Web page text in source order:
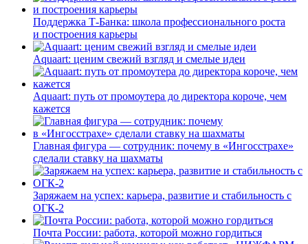
Поддержка Т-Банка: школа профессионального роста
и построения карьеры
Aquaart: ценим свежий взгляд и смелые идеи
Aquaart: путь от промоутера до директора короче, чем
кажется
Главная фигура — сотрудник: почему в «Ингосстрахе»
сделали ставку на шахматы
Заряжаем на успех: карьера, развитие и стабильность c
ОГК-2
Почта России: работа, которой можно гордиться